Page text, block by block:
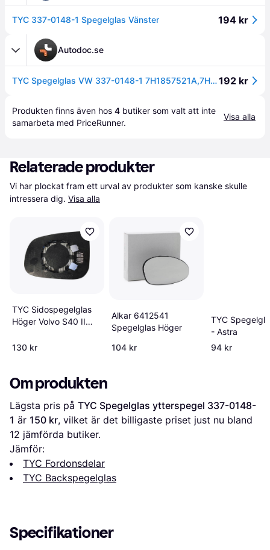
TYC 337-0148-1 Spegelglas Vänster 194 kr
Autodoc.se
TYC Spegelglas VW 337-0148-1 7H1857521A,7H1857521E,7H1857521N Backspegelglas,Sidospegelglas,Spegelglas, yttre spegel192 kr
Produkten finns även hos 4 butiker som valt att inte
samarbeta med PriceRunner.
Visa alla
Relaterade produkter
Vi har plockat fram ett urval av produkter som kanske skulle
intressera dig. Visa alla
TYC Sidospegelglas
Höger Volvo S40 II
130 kr
Alkar 6412541
Spegelglas Höger
104 kr
TYC
- Astra
94 kr
Om produkten
Lägsta pris på TYC Spegelglas ytterspegel 337-0148-
1 är 150 kr
12 jämförda butiker.
Jämför:
TYC Fordonsdelar
TYC Backspegelglas
Specifikationer